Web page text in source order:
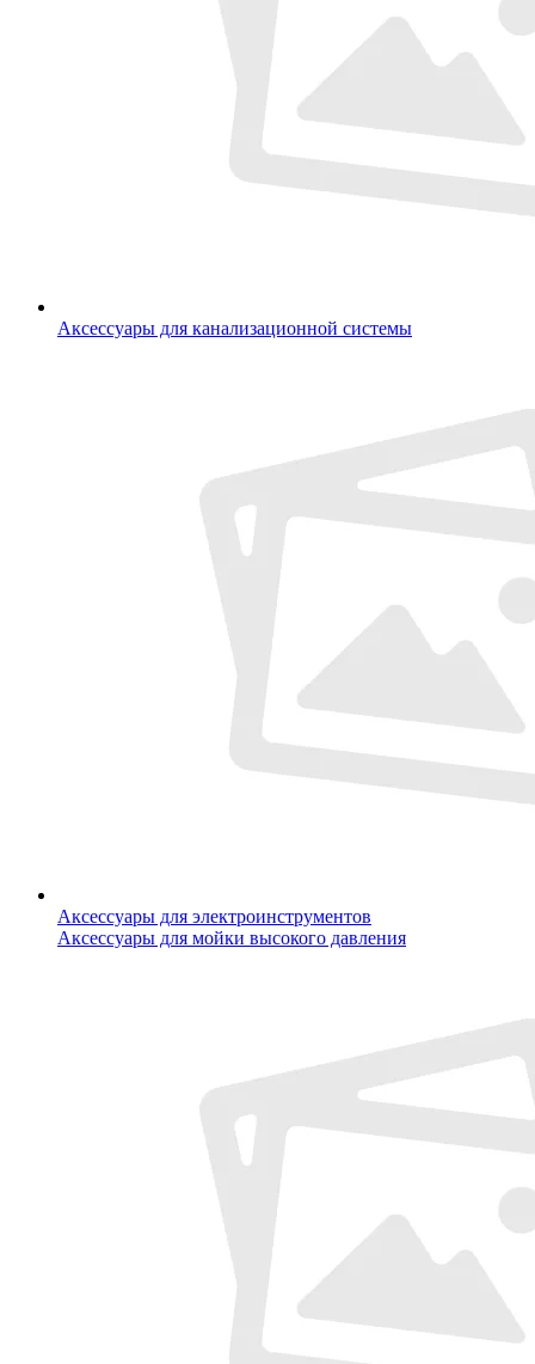
Аксессуары для канализационной системы
Аксессуары для электроинструментов
Аксессуары для мойки высокого давления